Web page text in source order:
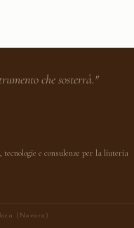
che sosterrà."
e consulenze per la liuteria
(Novara)